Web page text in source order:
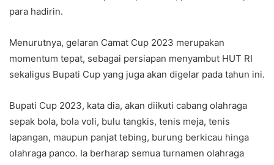
para hadirin.
Menurutnya, gelaran Camat Cup 2023 merupakan
momentum tepat, sebagai persiapan menyambut HUT RI
sekaligus Bupati Cup yang juga akan digelar pada tahun ini.
Bupati Cup 2023, kata dia, akan diikuti cabang olahraga
sepak bola, bola voli, bulu tangkis, tenis meja, tenis
lapangan, maupun panjat tebing, burung berkicau hinga
olahraga panco. Ia berharap semua turnamen olahraga